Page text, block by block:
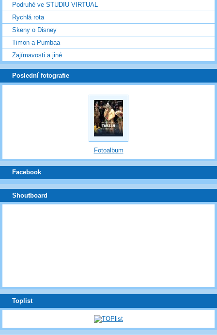
Podruhé ve STUDIU VIRTUAL
Rychlá rota
Skeny o Disney
Timon a Pumbaa
Zajímavosti a jiné
Poslední fotografie
Fotoalbum
Facebook
Shoutboard
Toplist